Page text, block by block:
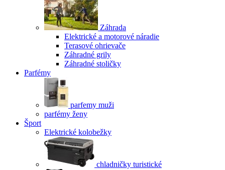
Záhrada
Elektrické a motorové náradie
Terasové ohrievače
Záhradné grily
Záhradné stoličky
Parfémy
parfemy muži
parfémy ženy
Šport
Elektrické kolobežky
chladničky turistické